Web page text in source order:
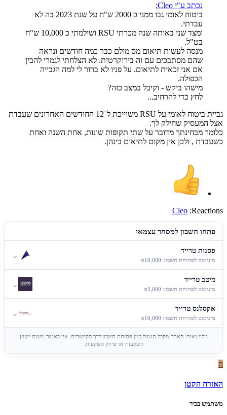
נכתב ע"י Cleo:
ביטוח לאומי גבו ממני כ 2000 ש"ח על שנת 2023 בה לא
עבדתי.
ומצד שני באותה שנה מכרתי RSU ושילמתי כ 10,000 ש"ח
בט"ל.
מנסה לעשות תיאום מס מולם כבר כמה חודשים ונראה
שהם מסתבכים עם זה בירוקרטית. לא הצלחתי לגמרי להבין
אם אני זכאית לתיאום. על פניו לא ברור לי למה הגבייה
הכפולה.
מישהו ביקש - וקיבל במצב כזה?
לחץ כדי להרחיב...
גביית ביטוח לאומי על RSU משוייכת ל־12 החודשים האחרונים שעבדת
אצל המעסיק שחילק לך.
כלומר מבחינתך מדובר על שתי תקופות שונות, אחת השנה ואחת
כשעבדת , ולכן אין מקום לתיאום בינהן.
Reactions:
Cleo
פתחו חשבון למסחר עצמאי
פסגות טרייד
מינימום לפתיחת חשבון: ₪10,000
⌄
מיטב טרייד
מינימום לפתיחת חשבון: ₪5,000
⌄
אקסלנס טרייד
מינימום לפתיחת חשבון: ₪10,000
⌄
גילוי נאות: האתר מקבל תגמול בגין פתיחת חשבון דרך הקישורים. אין באמור משום ייעוץ
השקעות או שיווק השקעות.
ה
האזרח הקטן
משתמש בכיר